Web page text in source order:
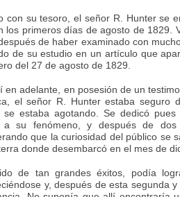
con su tesoro, el señor R. Hunter se
los primeros días de agosto de 1829.
de haber examinado con
de su estudio en un artículo que
del 27 de agosto de 1829.
en adelante, en posesión de un
el señor R. Hunter estaba seguro
se estaba agotando. Se dedicó
a su fenómeno, y después de dos
que la curiosidad del público se
donde desembarcó en el mes de
de tan grandes éxitos, podía
y, después de esta segunda